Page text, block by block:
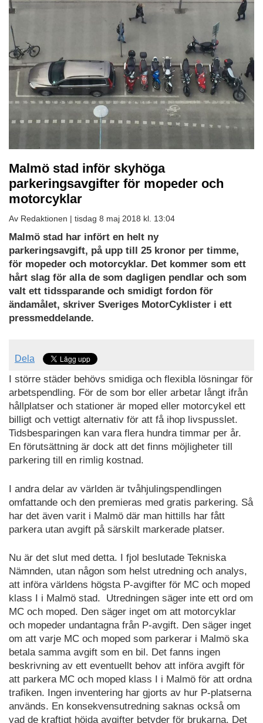
Malmö stad inför skyhöga
parkeringsavgifter för mopeder och
motorcyklar
Av Redaktionen | tisdag 8 maj 2018 kl. 13:04
Malmö stad har infört en helt ny
parkeringsavgift, på upp till 25 kronor per timme,
för mopeder och motorcyklar. Det kommer som ett
hårt slag för alla de som dagligen pendlar och som
valt ett tidssparande och smidigt fordon för
ändamålet, skriver Sveriges MotorCyklister i ett
pressmeddelande.
Dela
I större städer behövs smidiga och flexibla lösningar för
arbetspendling. För de som bor eller arbetar långt ifrån
hållplatser och stationer är moped eller motorcykel ett
billigt och vettigt alternativ för att få ihop livspusslet.
Tidsbesparingen kan vara flera hundra timmar per år.
En förutsättning är dock att det finns möjligheter till
parkering till en rimlig kostnad.
I andra delar av världen är tvåhjulingspendlingen
omfattande och den premieras med gratis parkering. Så
har det även varit i Malmö där man hittills har fått
parkera utan avgift på särskilt markerade platser.
Nu är det slut med detta. I fjol beslutade Tekniska
Nämnden, utan någon som helst utredning och analys,
att införa världens högsta P-avgifter för MC och moped
klass I i Malmö stad. Utredningen säger inte ett ord om
MC och moped. Den säger inget om att motorcyklar
och mopeder undantagna från P-avgift. Den säger inget
om att varje MC och moped som parkerar i Malmö ska
betala samma avgift som en bil. Det fanns ingen
beskrivning av ett eventuellt behov att införa avgift för
att parkera MC och moped klass I i Malmö för att ordna
trafiken. Ingen inventering har gjorts av hur P-platserna
används. En konsekvensutredning saknas också om
vad de kraftigt höjda avgifter betyder för brukarna. Det